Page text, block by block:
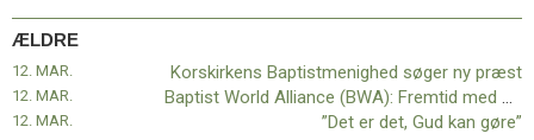
og
inspiration
BaptistKirkens
ledelseForrige
ÆLDRE
12. MAR. Korskirkens Baptistmenighed søger ny præst
12. MAR. Baptist World Alliance (BWA): Fremtid med håb og handling
12. MAR. ”Det er det, Gud kan gøre”